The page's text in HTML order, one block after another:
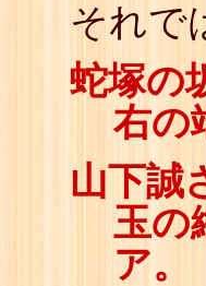
それで
蛇塚の
右の
山下誠
玉の
ア。